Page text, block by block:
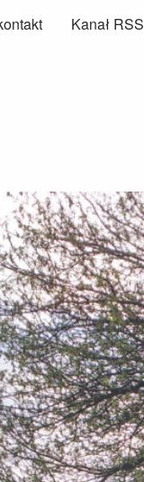
Kanał RSS